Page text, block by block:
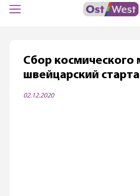
Сбор космического
швейцарский
02.12.2020